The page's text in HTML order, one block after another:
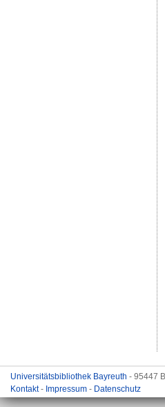
Universitätsbibliothek Bayreuth - 95447
Kontakt- Impressum - Datenschutz